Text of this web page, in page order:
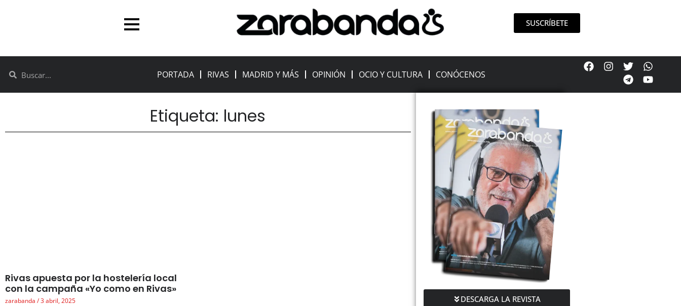
SUSCRÍBETE
PORTADA RIVAS MADRID Y MÁS OPINIÓN OCIO Y CULTURA CONÓCENOS
Etiqueta: lunes
Rivas apuesta por la hostelería local
con la campaña «Yo como en Rivas»
zarabanda 3 abril, 2025 DESCARGA LA REVISTA